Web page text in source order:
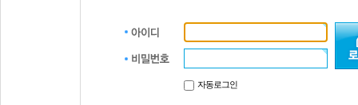
자동로그인